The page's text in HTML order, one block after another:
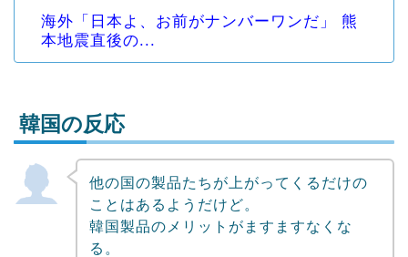
海外「日本よ、お前がナンバーワンだ」 熊
本地震直後の...
Powered by livedoor 相互RSS
韓国の反応
他の国の製品たちが上がってくるだけの
ことはあるようだけど。
韓国製品のメリットがますますなくな
る。